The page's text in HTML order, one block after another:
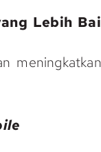
Lebih